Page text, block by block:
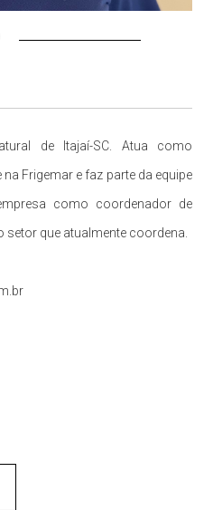
de Itajaí-SC. Atua como
Frigemar e faz parte da equipe
como coordenador de
que atualmente coordena.